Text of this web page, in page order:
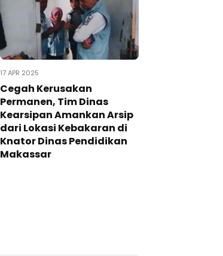
17 APR 2025
Cegah Kerusakan
Permanen, Tim Dinas
Kearsipan Amankan Arsip
dari Lokasi Kebakaran di
Knator Dinas Pendidikan
Makassar